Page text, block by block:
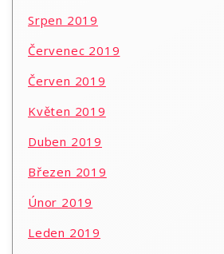
Srpen 2019
Červenec 2019
Červen 2019
Květen 2019
Duben 2019
Březen 2019
Únor 2019
Leden 2019